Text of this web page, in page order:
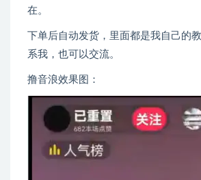
在。
下单后自动发货，里面都是我自己的
系我，也可以交流。
撸音浪效果图：